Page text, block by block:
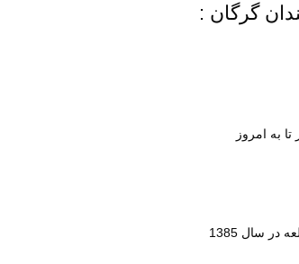
گرگان :
به امروز
سال 1385